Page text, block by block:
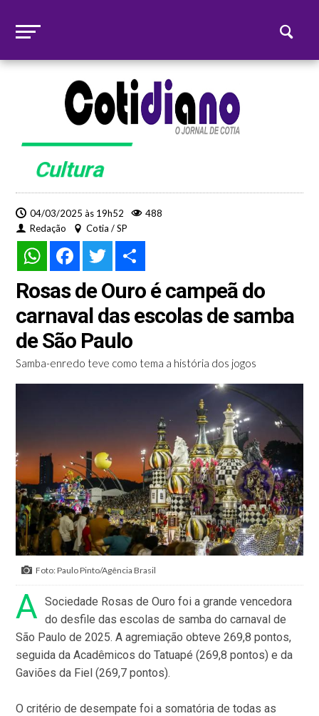
Cultura
04/03/2025 às 19h52
488
Redação
Cotia / SP
WhatsAppFacebookTwitter
Rosas de Ouro é campeã do
carnaval das escolas de samba
de São Paulo
Samba-enredo teve como tema a história dos jogos
Foto: Paulo Pinto/Agência Brasil
A
Sociedade Rosas de Ouro foi a grande vencedora
do desfile das escolas de samba do carnaval de
São Paulo de 2025. A agremiação obteve 269,8 pontos,
seguida da Acadêmicos do Tatuapé (269,8 pontos) e da
Gaviões da Fiel (269,7 pontos).
O critério de desempate foi a somatória de todas as